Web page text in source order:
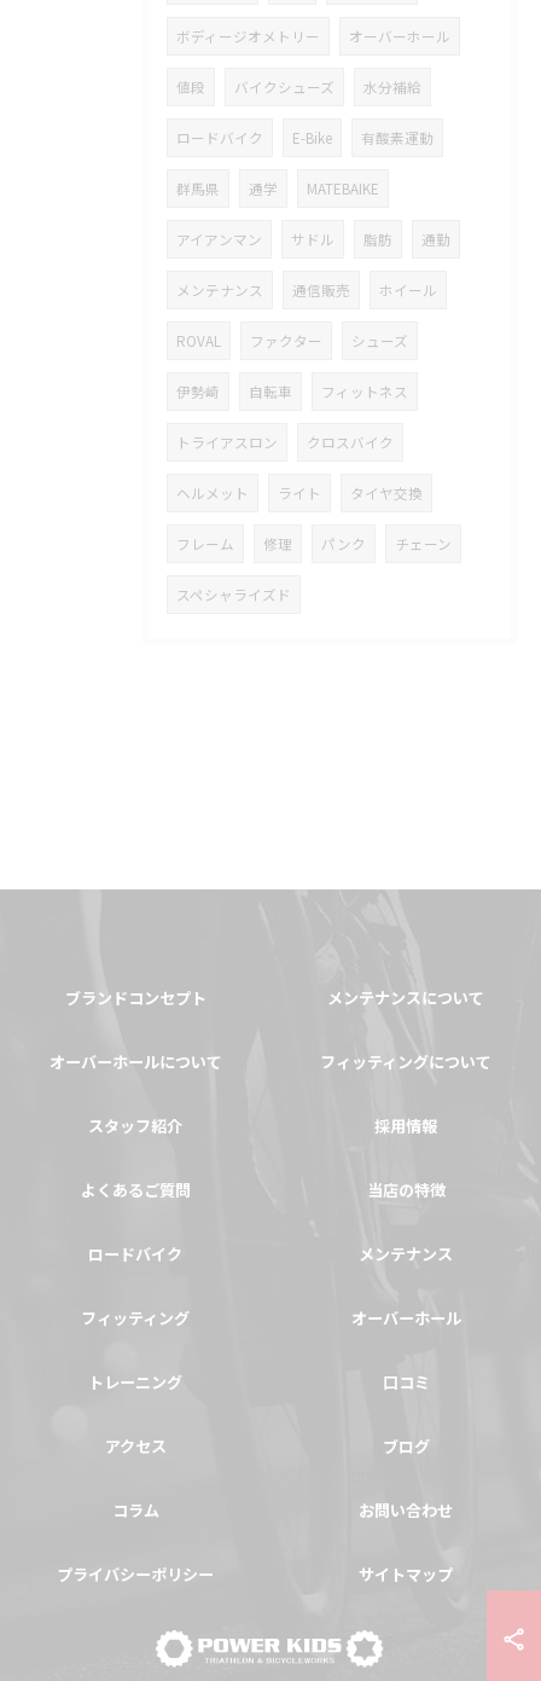
ボディージオメトリー オーバーホール
値段 バイクシューズ 水分補給
ロードバイク E-Bike 有酸素運動
群馬県 通学 MATEBAIKE
アイアンマン サドル 脂肪 通勤
メンテナンス 通信販売 ホイール
ROVAL ファクター シューズ
伊勢崎 自転車 フィットネス
トライアスロン クロスバイク
ヘルメット ライト タイヤ交換
フレーム 修理 パンク チェーン
スペシャライズド
ブランドコンセプト メンテナンスについて
オーバーホールについて フィッティングについて
スタッフ紹介 採用情報
よくあるご質問 当店の特徴
ロードバイク メンテナンス
フィッティング オーバーホール
トレーニング 口コミ
アクセス ブログ
コラム お問い合わせ
プライバシーポリシー サイトマップ